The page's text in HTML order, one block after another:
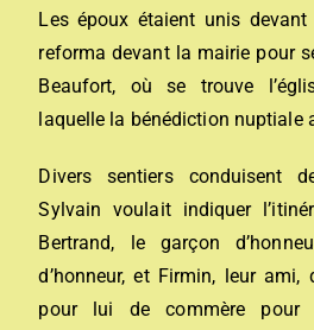
Les époux étaient unis
reforma devant la mairie pour
Beaufort, où se trouve
laquelle la bénédiction nuptiale
Divers sentiers conduisent
Sylvain voulait indiquer
Bertrand, le garçon
d’honneur, et Firmin, leur ami,
pour lui de commère pour